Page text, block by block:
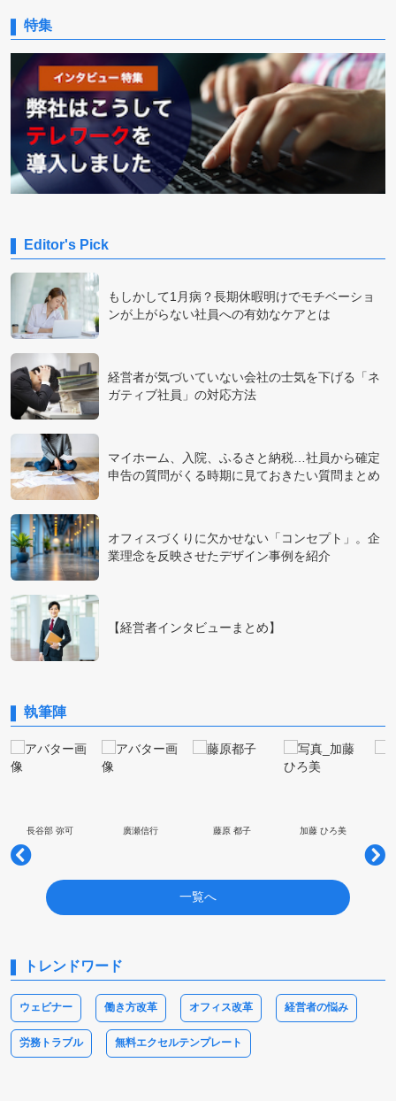
特集
Editor's Pick
もしかして1月病？長期休暇明けでモチベーショ
ンが上がらない社員への有効なケアとは
経営者が気づいていない会社の士気を下げる「ネ
ガティブ社員」の対応方法
マイホーム、入院、ふるさと納税…社員から確定
申告の質問がくる時期に見ておきたい質問まとめ
オフィスづくりに欠かせない「コンセプト」。企
業理念を反映させたデザイン事例を紹介
【経営者インタビューまとめ】
執筆陣
長谷部 弥可 廣瀬信行 藤原 都子 加藤 ひろ美
一覧へ
トレンドワード
ウェビナー 働き方改革 オフィス改革 経営者の悩み
労務トラブル 無料エクセルテンプレート